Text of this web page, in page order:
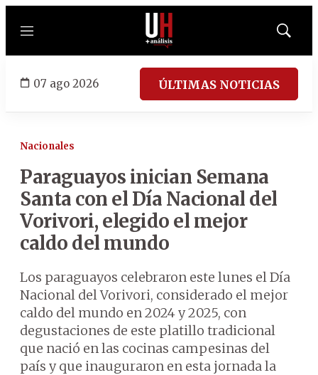
Menú
Mostrar
07 ago 2026 ÚLTIMAS NOTICIAS
Nacionales
Paraguayos inician Semana
Santa con el Día Nacional del
Vorivori, elegido el mejor
caldo del mundo
Los paraguayos celebraron este lunes el Día
Nacional del Vorivori, considerado el mejor
caldo del mundo en 2024 y 2025, con
degustaciones de este platillo tradicional
que nació en las cocinas campesinas del
país y que inauguraron en esta jornada la